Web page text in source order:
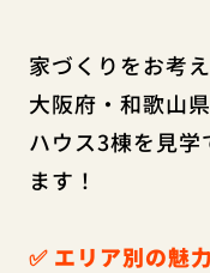
家づくりをお考
大阪府・和歌山
ハウス3棟を見
ます！
✅ エリア別の魅